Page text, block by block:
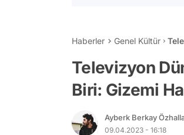
Haberler Genel Kültür
Televizyon
Biri: Gizemi
Ayberk Berkay
09.04.2023 - 16:18